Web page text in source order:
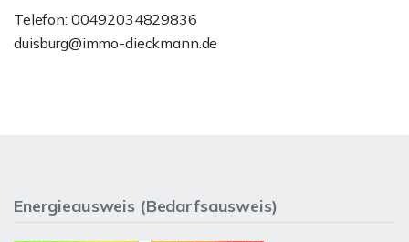
Telefon: 00492034829836
duisburg@immo-dieckmann.de
Energieausweis (Bedarfsausweis)